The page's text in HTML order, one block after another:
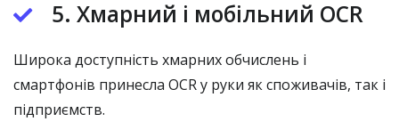
5. Хмарний і мобільний OCR
Широка доступність хмарних обчислень і
смартфонів принесла OCR у руки як споживачів, так і
підприємств.